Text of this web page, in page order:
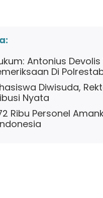
Antonius
Di
Diwisuda,
Nyata
Ribu Personel